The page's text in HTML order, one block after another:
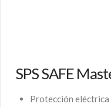
SPS SAFE
Protección